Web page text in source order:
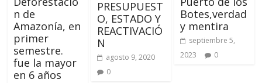
n de
Amazonía, en
primer
semestre.
fue la mayor
en 6 años
PRESUPUEST
O, ESTADO Y
REACTIVACIÓ
N
agosto 9, 2020
0
Botes,verdad
y mentira
septiembre 5,
2023
0